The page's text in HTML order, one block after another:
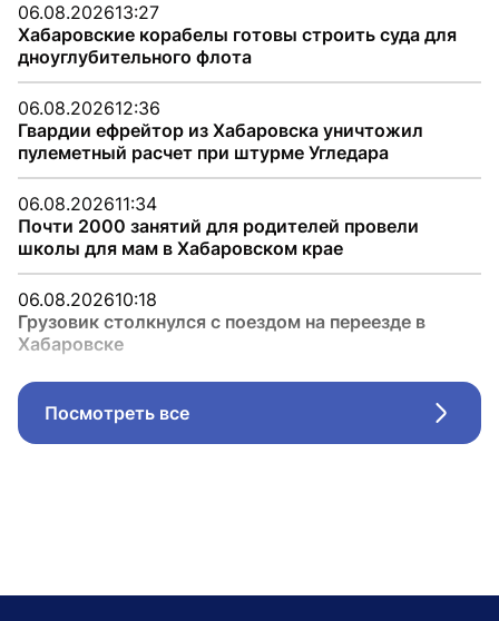
06.08.202613:27
Хабаровские корабелы готовы строить суда для
дноуглубительного флота
06.08.202612:36
Гвардии ефрейтор из Хабаровска уничтожил
пулеметный расчет при штурме Угледара
06.08.202611:34
Почти 2000 занятий для родителей провели
школы для мам в Хабаровском крае
06.08.202610:18
Грузовик столкнулся с поездом на переезде в
Хабаровске
Посмотреть все